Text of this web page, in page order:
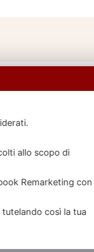
allo scopo di
Remarketing con
così la tua